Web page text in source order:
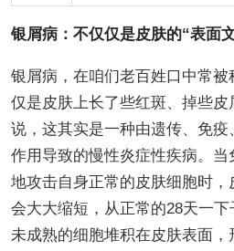
银屑病：不仅仅是皮肤的“表面
银屑病，在咱们老百姓口中常被
仅是皮肤上长了些红斑、掉些皮
说，这其实是一种由遗传、免疫
作用导致的慢性炎症性疾病。当
地攻击自身正常的皮肤细胞时
会大大缩短，从正常的28天一
未成熟的细胞堆积在皮肤表面